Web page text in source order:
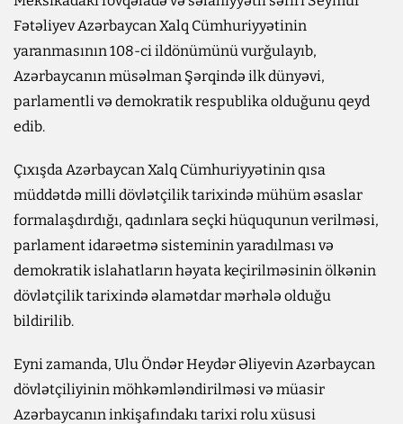
Fətəliyev Azərbaycan Xalq Cümhuriyyətinin
yaranmasının 108-ci ildönümünü vurğulayıb,
Azərbaycanın müsəlman Şərqində ilk dünyəvi,
parlamentli və demokratik respublika olduğunu qeyd
edib.
Çıxışda Azərbaycan Xalq Cümhuriyyətinin qısa
müddətdə milli dövlətçilik tarixində mühüm əsaslar
formalaşdırdığı, qadınlara seçki hüququnun verilməsi,
parlament idarəetmə sisteminin yaradılması və
demokratik islahatların həyata keçirilməsinin ölkənin
dövlətçilik tarixində əlamətdar mərhələ olduğu
bildirilib.
Eyni zamanda, Ulu Öndər Heydər Əliyevin Azərbaycan
dövlətçiliyinin möhkəmləndirilməsi və müasir
Azərbaycanın inkişafındakı tarixi rolu xüsusi